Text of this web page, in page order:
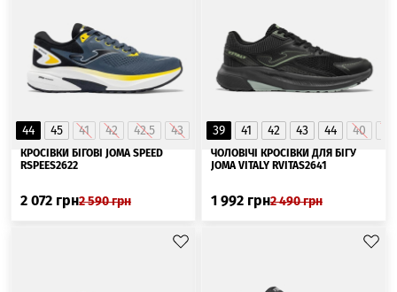
44 45 41 42 42.5 43 44.5
КРОСІВКИ БІГОВІ JOMA SPEED
RSPEES2622
2 072 грн2 590грн
39 41 42 43 44 40
ЧОЛОВІЧІ КРОСІВКИ ДЛЯ БІГУ
JOMA VITALY RVITAS2641
1 992 грн2 490грн